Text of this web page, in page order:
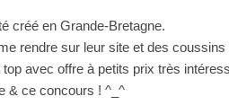
créé en Grande-Bretagne.
rendre sur leur site et des coussins
avec offre à petits prix très
& ce concours ! ^_^